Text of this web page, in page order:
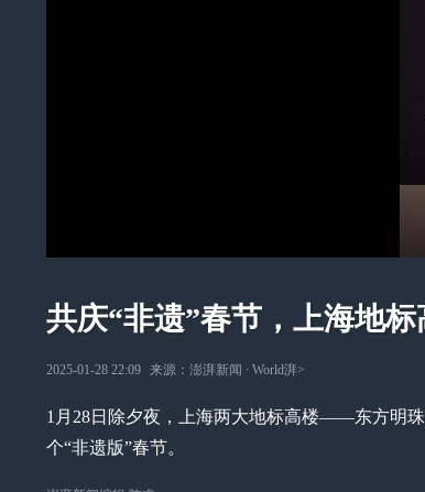
共庆“非遗”春节，上海地
2025-01-28 22:09 来源： 澎湃新闻 ∙ World湃>
1月28日除夕夜，上海两大地标高楼——东方明
个“非遗版”春节。